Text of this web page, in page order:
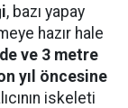
, bazı yapay
hazır hale
ve 3 metre
yıl öncesine
iskeleti